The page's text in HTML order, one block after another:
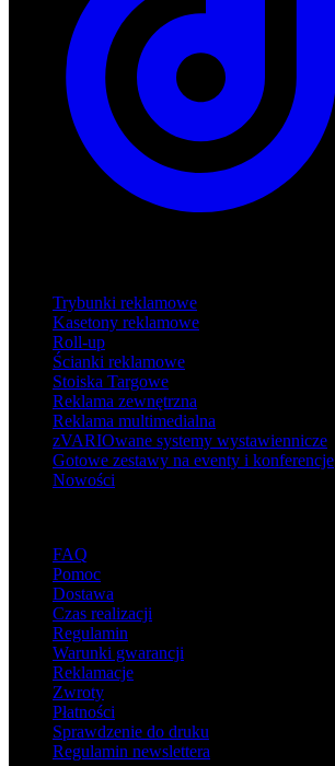
Trybunki reklamowe
Kasetony reklamowe
Roll-up
Ścianki reklamowe
Stoiska Targowe
Reklama zewnętrzna
Reklama multimedialna
zVARIOwane systemy wystawiennicze
Gotowe zestawy na eventy i konferencje
Nowości
FAQ
Pomoc
Dostawa
Czas realizacji
Regulamin
Warunki gwarancji
Reklamacje
Zwroty
Płatności
Sprawdzenie do druku
Regulamin newslettera